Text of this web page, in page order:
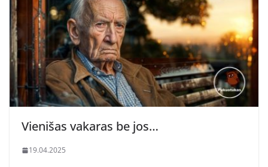
Vienišas vakaras be jos…
19.04.2025